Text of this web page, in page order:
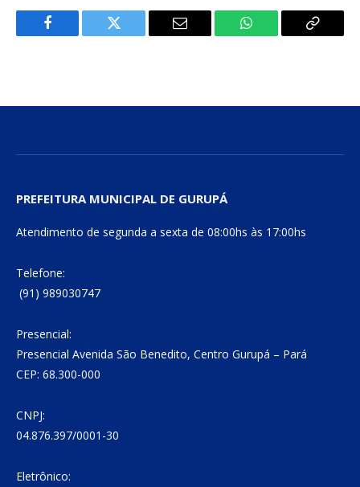
Facebook Twitter
E-
WhatsApp Copiar
PREFEITURA MUNICIPAL DE GURUPÁ
Atendimento de segunda a sexta de 08:00hs às 17:00hs
Telefone:
(91) 989030747
Presencial:
Presencial Avenida São Benedito, Centro Gurupá – Pará
CEP: 68.300-000
CNPJ:
04.876.397/0001-30
Eletrônico: